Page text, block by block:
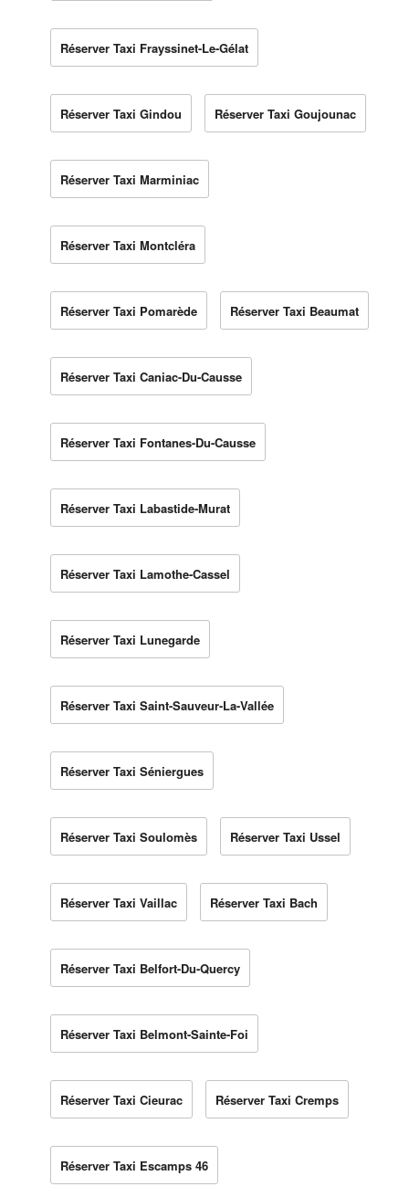
Réserver Taxi Frayssinet-Le-Gélat
Réserver Taxi Gindou Réserver Taxi Goujounac
Réserver Taxi Marminiac
Réserver Taxi Montcléra
Réserver Taxi Pomarède Réserver Taxi Beaumat
Réserver Taxi Caniac-Du-Causse
Réserver Taxi Fontanes-Du-Causse
Réserver Taxi Labastide-Murat
Réserver Taxi Lamothe-Cassel
Réserver Taxi Lunegarde
Réserver Taxi Saint-Sauveur-La-Vallée
Réserver Taxi Séniergues
Réserver Taxi Soulomès Réserver Taxi Ussel
Réserver Taxi Vaillac Réserver Taxi Bach
Réserver Taxi Belfort-Du-Quercy
Réserver Taxi Belmont-Sainte-Foi
Réserver Taxi Cieurac Réserver Taxi Cremps
Réserver Taxi Escamps 46